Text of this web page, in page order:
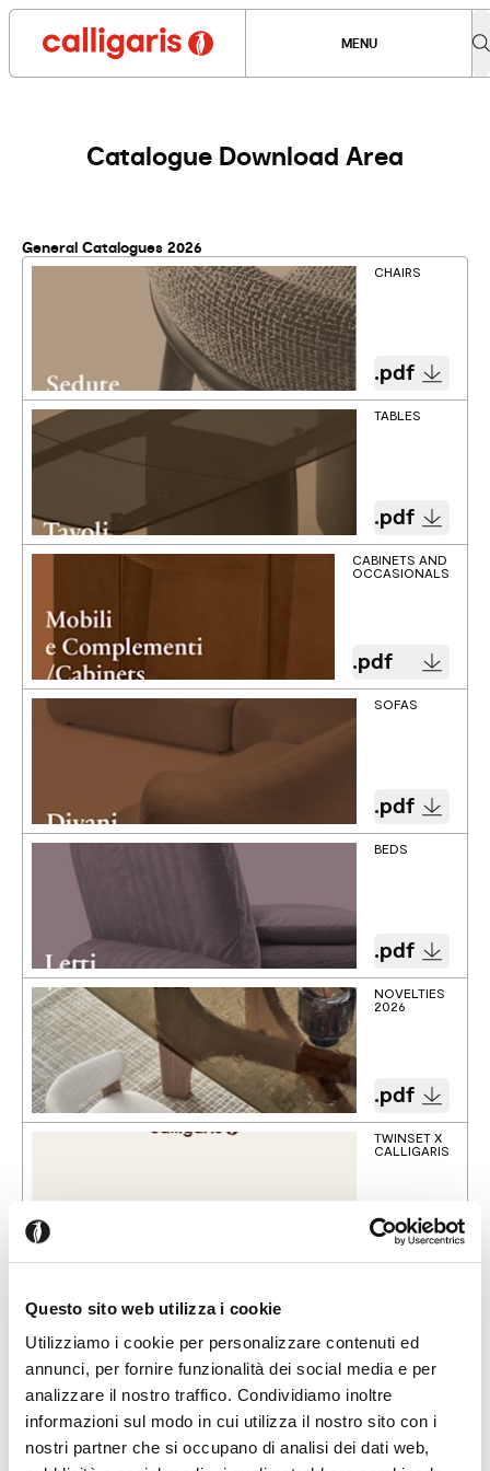
Questo sito web utilizza i cookie
Utilizziamo i cookie per personalizzare contenuti ed
annunci, per fornire funzionalità dei social media e per
analizzare il nostro traffico. Condividiamo inoltre
informazioni sul modo in cui utilizza il nostro sito con i
nostri partner che si occupano di analisi dei dati web,
MENU
Catalogue Download Area
General Catalogues 2026
CHAIRS
.pdf
TABLES
.pdf
CABINETS AND
OCCASIONALS
.pdf
SOFAS
.pdf
BEDS
.pdf
NOVELTIES
2026
.pdf
TWINSET X
CALLIGARIS
.pdf
2025 Collection
CALLIGARIS
NEWS 2025